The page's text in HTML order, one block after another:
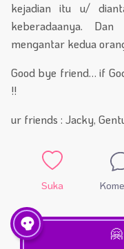
kejadian itu u/
keberadaanya.
mengantar kedua
Good bye friend… if
!!
ur friends : Jacky,
Suka